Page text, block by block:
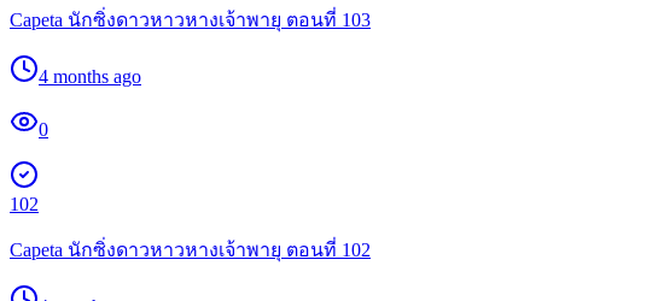
Capeta นักซิ่งดาวหาวหางเจ้าพายุ ตอนที่ 103
4 months ago
0
102
Capeta นักซิ่งดาวหาวหางเจ้าพายุ ตอนที่ 102